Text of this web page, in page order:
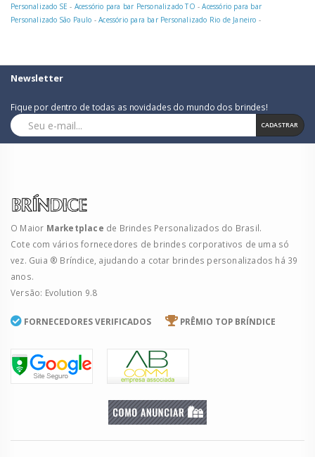
Personalizado SE - Acessório para bar Personalizado TO -Acessório para bar
Personalizado São Paulo -Acessório para bar Personalizado Rio de Janeiro -
Newsletter
Fique por dentro de todas as novidades do mundo dos brindes!
CADASTRAR
O Maior Marketplace de Brindes Personalizados do Brasil.
Cote com vários fornecedores de brindes corporativos de uma só
vez. Guia ® Bríndice, ajudando a cotar brindes personalizados há 39
anos.
Versão: Evolution 9.8
FORNECEDORES VERIFICADOS PRÊMIO TOP BRÍNDICE